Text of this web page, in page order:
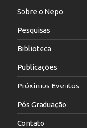
Sobre o Nepo
Pesquisas
Biblioteca
Publicações
Próximos Eventos
Pós Graduação
Contato